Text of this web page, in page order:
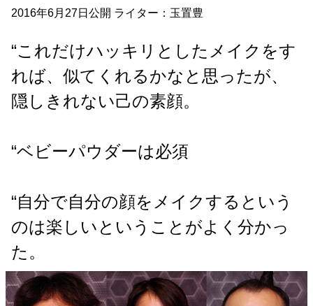
2016年6月27日公開 ライター：玉置豊
“これだけハッキリとしたメイクをす
れば、似てくれるかなと思ったが、
隠しきれない己の素顔。
“ベビーパウダーは必須
“自分で自分の顔をメイクするという
のは楽しいということがよく分かっ
た。